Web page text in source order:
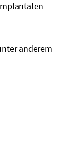
anderem